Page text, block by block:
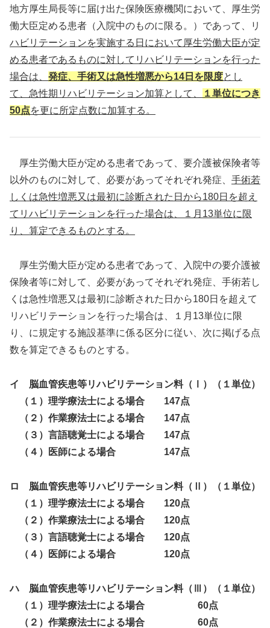
地方厚生局長等に届け出た保険医療機関において、厚生労
働大臣定める患者（入院中のものに限る。）であって、リ
ハビリテーションを実施する日において厚生労働大臣が定
める患者であるものに対してリハビリテーションを行った
場合は、 発症、手術又は急性増悪から14日を限度とし
て、急性期リハビリテーション加算として、
１単位につき
50点を更に所定点数に加算する。
厚生労働大臣が定める患者であって、要介護被保険者等
以外のものに対して、必要があってそれぞれ発症、 手術若
しくは急性増悪又は最初に診断された日から180日を超え
てリハビリテーションを行った場合は、１月13単位に限
り、算定できるものとする。
厚生労働大臣が定める患者であって、入院中の要介護被
保険者等に対して、必要があってそれぞれ発症、手術若し
くは急性増悪又は最初に診断された日から180日を超えて
リハビリテーションを行った場合は、１月13単位に限
り、に規定する施設基準に係る区分に従い、次に掲げる点
数を算定できるものとする。
イ 脳血管疾患等リハビリテーション料（Ⅰ）（１単位）
（１）理学療法士による場合 147点
（２）作業療法士による場合 147点
（３）言語聴覚士による場合 147点
（４）医師による場合 147点
ロ 脳血管疾患等リハビリテーション料（Ⅱ）（１単位）
（１）理学療法士による場合 120点
（２）作業療法士による場合 120点
（３）言語聴覚士による場合 120点
（４）医師による場合 120点
ハ 脳血管疾患等リハビリテーション料（Ⅲ）（１単位）
（１）理学療法士による場合 60点
（２）作業療法士による場合 60点